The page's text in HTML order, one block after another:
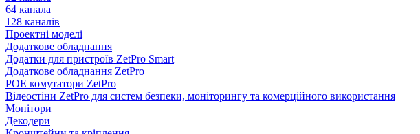
64 канала
128 каналів
Проектні моделі
Додаткове обладнання
Додатки для пристроїв ZetPro Smart
Додаткове обладнання ZetPro
POE комутатори ZetPro
Відеостіни ZetPro для систем безпеки, моніторингу та комерційного використання
Монітори
Декодери